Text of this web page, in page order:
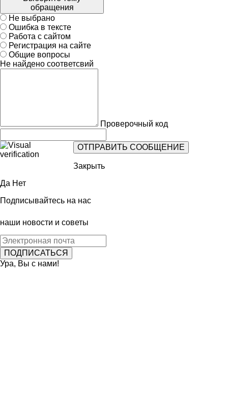
обращения
Не выбрано
Ошибка в тексте
Работа с сайтом
Регистрация на сайте
Общие вопросы
Не найдено соответсвий
Проверочный код
Закрыть
Да Нет
Подписывайтесь на нас
наши новости и советы
Ура, Вы с нами!